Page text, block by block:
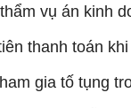
vụ án kinh
thanh toán
gia tố tụng